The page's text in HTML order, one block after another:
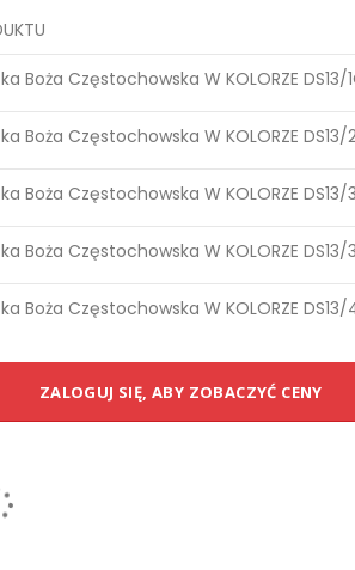
Boża Częstochowska W KOLORZE DS13/
Boża Częstochowska W KOLORZE DS13/
Boża Częstochowska W KOLORZE DS13/
Boża Częstochowska W KOLORZE DS13/
Boża Częstochowska W KOLORZE DS13/
ZALOGUJ SIĘ, ABY ZOBACZYĆ CENY